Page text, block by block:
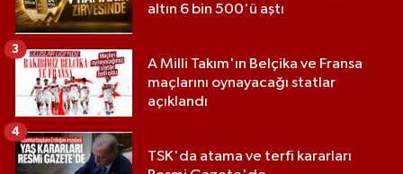
altın 6 bin 500'ü aştı
A Milli Takım'ın Belçika ve Fransa
maçlarını oynayacağı statlar
açıklandı
3
TSK'da atama ve terfi kararları
4